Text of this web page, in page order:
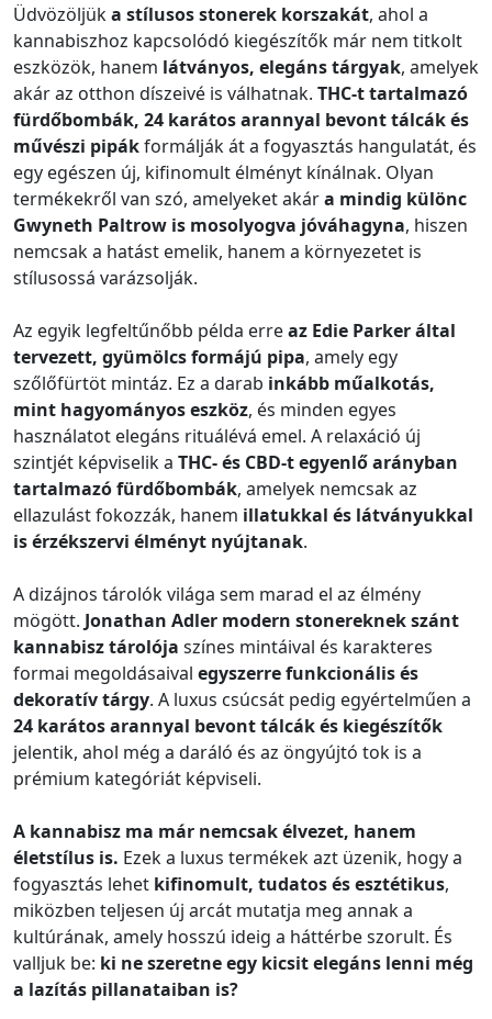
Üdvözöljüka stílusos stonerek korszakát, ahol a
kannabiszhoz kapcsolódó kiegészítők már nem titkolt
eszközök, hanem látványos, elegáns tárgyak, amelyek
akár az otthon díszeivé is válhatnak. THC-t tartalmazó
fürdőbombák, 24 karátos arannyal bevont tálcák és
művészi pipákformálják át a fogyasztás hangulatát, és
egy egészen új, kifinomult élményt kínálnak. Olyan
termékekről van szó, amelyeket akára mindig különc
Gwyneth Paltrow is mosolyogva jóváhagyna, hiszen
nemcsak a hatást emelik, hanem a környezetet is
stílusossá varázsolják.
Az egyik legfeltűnőbb példa erreaz Edie Parker által
tervezett, gyümölcs formájú pipa, amely egy
szőlőfürtöt mintáz. Ez a darab inkább műalkotás,
mint hagyományos eszköz, és minden egyes
használatot elegáns rituálévá emel. A relaxáció új
szintjét képviselik a THC- és CBD-t egyenlő arányban
tartalmazó fürdőbombák, amelyek nemcsak az
ellazulást fokozzák, hanem illatukkal és látványukkal
is érzékszervi élményt nyújtanak.
A dizájnos tárolók világa sem marad el az élmény
mögött. Jonathan Adler modern stonereknek szánt
kannabisz tárolója színes mintáival és karakteres
formai megoldásaival egyszerre funkcionális és
dekoratív tárgy. A luxus csúcsát pedig egyértelműen a
24 karátos arannyal bevont tálcák és kiegészítők
jelentik, ahol még a daráló és az öngyújtó tok is a
prémium kategóriát képviseli.
A kannabisz ma már nemcsak élvezet, hanem
életstílus is. Ezek a luxus termékek azt üzenik, hogy a
fogyasztás lehet kifinomult, tudatos és esztétikus,
miközben teljesen új arcát mutatja meg annak a
kultúrának, amely hosszú ideig a háttérbe szorult. És
valljuk be: ki ne szeretne egy kicsit elegáns lenni még
a lazítás pillanataiban is?